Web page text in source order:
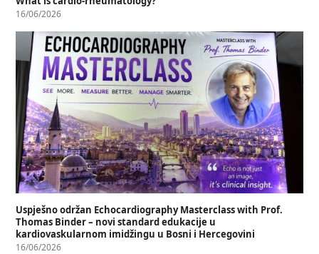
16/06/2026
Uspješno održan Echocardiography Masterclass with Prof.
Thomas Binder – novi standard edukacije u
kardiovaskularnom imidžingu u Bosni i Hercegovini
16/06/2026